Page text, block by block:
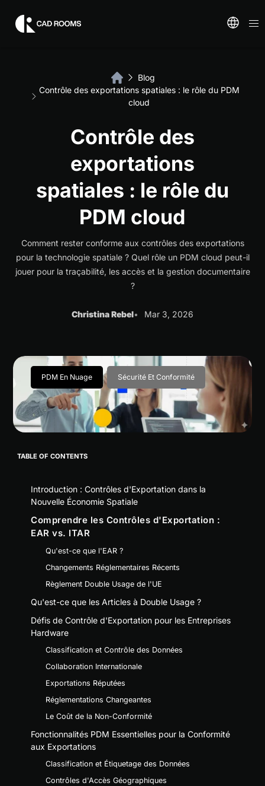
Blog
Contrôle des exportations spatiales : le rôle du PDM
cloud
Contrôle des
exportations
spatiales : le rôle du
PDM cloud
Comment rester conforme aux contrôles des exportations
pour la technologie spatiale ? Quel rôle un PDM cloud peut-il
jouer pour la traçabilité, les accès et la gestion documentaire
?
Christina Rebel Mar 3, 2026
PDM En Nuage Sécurité Et Conformité
TABLE OF CONTENTS
Introduction : Contrôles d'Exportation dans la
Nouvelle Économie Spatiale
Comprendre les Contrôles d'Exportation :
EAR vs. ITAR
Qu'est-ce que l'EAR ?
Changements Réglementaires Récents
Règlement Double Usage de l'UE
Qu'est-ce que les Articles à Double Usage ?
Défis de Contrôle d'Exportation pour les Entreprises
Hardware
Classification et Contrôle des Données
Collaboration Internationale
Exportations Réputées
Réglementations Changeantes
Le Coût de la Non-Conformité
Fonctionnalités PDM Essentielles pour la Conformité
aux Exportations
Classification et Étiquetage des Données
Contrôles d'Accès Géographiques